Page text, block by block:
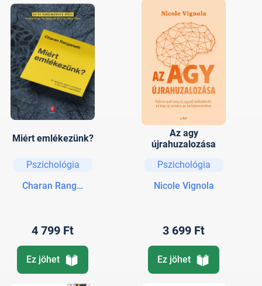
Miért emlékezünk?
Pszichológia
Charan Ranganath
4 799 Ft
Ez jöhet
Az agy
újrahuzalozása
Pszichológia
Nicole Vignola
3 699 Ft
Ez jöhet